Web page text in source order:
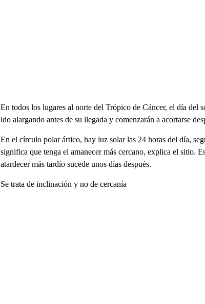
En todos los lugares al norte del Trópico de Cáncer, el día del
ido alargando antes de su llegada y comenzarán a acortarse
En el círculo polar ártico, hay luz solar las 24 horas del día,
significa que tenga el amanecer más cercano, explica el sitio.
atardecer más tardío sucede unos días después.
Se trata de inclinación y no de cercanía